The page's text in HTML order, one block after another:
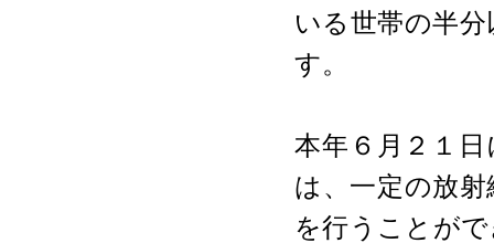
いる世帯の半
す。
本年６月２１
は、一定の放
を行うことが